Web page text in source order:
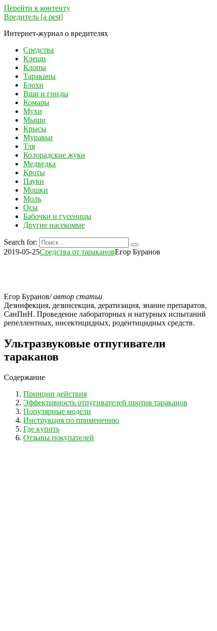
Перейти к контенту
Вредитель [a pest]
Интернет-журнал о вредителях
Средства
Клещи
Клопы
Тараканы
Блохи
Вши и гниды
Комары
Мухи
Мыши
Крысы
Муравьи
Тля
Колорадские жуки
Медведка
Кроты
Пауки
Мошки
Моль
Осы
Бабочки и гусеницы
Другие насекомые
Search for:
2019-05-25Средства от таракановЕгор Буранов
Егор Буранов/ автор статьи
Дезинфекция, дезинсекция, дератизация, знание препаратов,
СанПиН. Проведение лабораторных и натурных испытаний
репеллентных, инсектицидных, родентицидных средств.
Ультразвуковые отпугиватели
тараканов
Содержание
Принцип действия
Эффективность отпугивателей против тараканов
Популярные модели
Инструкция по применению
Где купить
Отзывы покупателей